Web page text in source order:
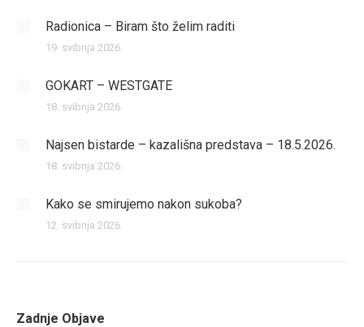
Radionica – Biram što želim raditi
19. svibnja 2026.
GOKART – WESTGATE
18. svibnja 2026.
Najsen bistarde – kazališna predstava – 18.5.2026.
18. svibnja 2026.
Kako se smirujemo nakon sukoba?
12. svibnja 2026.
Zadnje Objave